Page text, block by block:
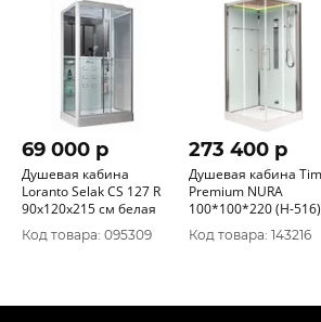
69 000 p
Душевая кабина
Loranto Selak CS 127 R
90х120х215 см белая
Код товара: 095309
273 400 p
Душевая кабина
Premium NURA
100*100*220 (H-516)
Код товара: 143216